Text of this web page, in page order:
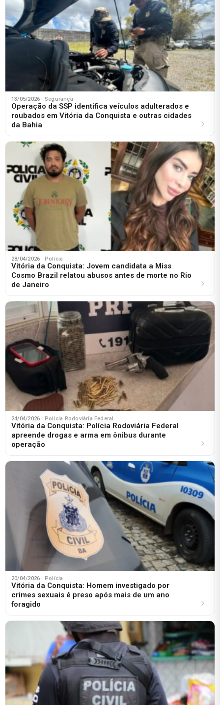
13/05/2026 · Segurança
Operação da SSP identifica veículos adulterados e
roubados em Vitória da Conquista e outras cidades
da Bahia
28/04/2026 · Polícia
Vitória da Conquista: Jovem candidata a Miss
Cosmo Brazil relatou abusos antes de morte no Rio
de Janeiro
24/04/2026 · Policia Rodoviária Federal
Vitória da Conquista: Polícia Rodoviária Federal
apreende drogas e arma em ônibus durante
operação
20/04/2026 · Polícia
Vitória da Conquista: Homem investigado por
crimes sexuais é preso após mais de um ano
foragido